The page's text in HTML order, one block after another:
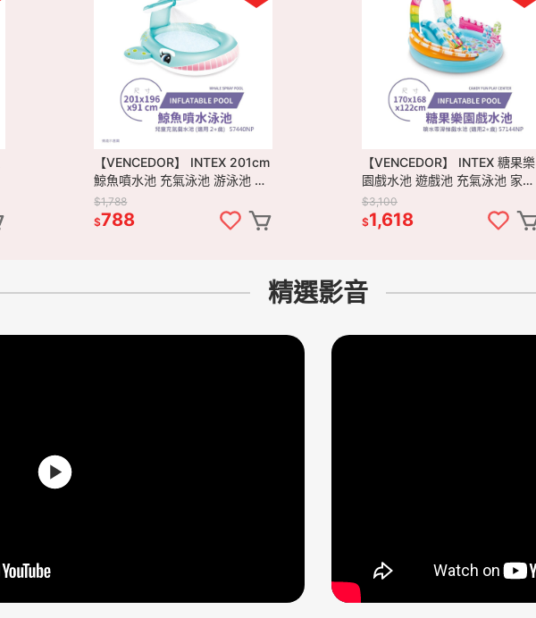
【VENCEDOR】 INTEX 201cm
鯨魚噴水池 充氣泳池 游泳池 戲
水池 57440NP 現貨 滿499免運
$1,788
$788
【VENCEDOR】 INTEX 糖果樂
園戲水池 遊戲池 充氣泳池 家庭
池 噴水池 57144NP 現貨 滿
499免運
$3,100
$1,618
精選影音